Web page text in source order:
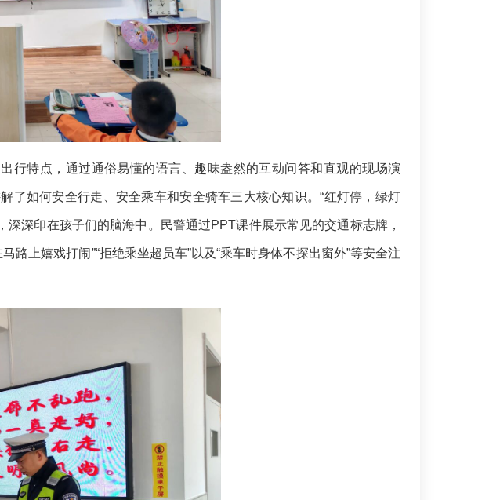
行特点，通过通俗易懂的语言、趣味盎然的互动问答和直观的现场演
了如何安全行走、安全乘车和安全骑车三大核心知识。“红灯停，绿灯
深深印在孩子们的脑海中。民警通过PPT课件展示常见的交通标志牌，
上嬉戏打闹”“拒绝乘坐超员车”以及“乘车时身体不探出窗外”等安全注